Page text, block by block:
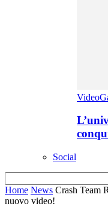
Social
Home News Crash Team
nuovo video!